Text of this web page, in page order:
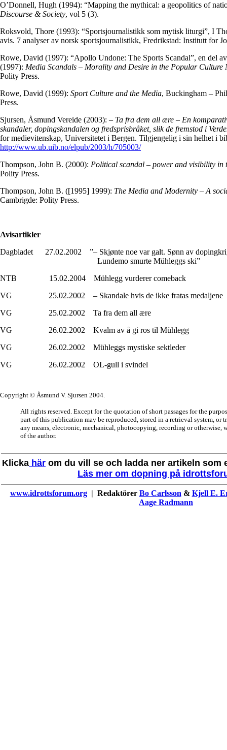
O’Donnell, Hugh (1994): “Mapping the mythical: a geopolitics of
Discourse & Society, vol 5 (3).
Roksvold, Thore (1993): “Sportsjournalistikk som mytisk liturgi”, I
avis. 7 analyser av norsk sportsjournalistikk, Fredrikstad: Institutt for
Rowe, David (1997): “Apollo Undone: The Sports Scandal”, en del
(1997): Media Scandals – Morality and Desire in the Popular Culture
Polity Press.
Rowe, David (1999): Sport Culture and the Media, Buckingham –
Press.
Sjursen, Åsmund Vereide (2003): – Ta fra dem all ære – En
skandaler, dopingskandalen og fredsprisbråket, slik de fremstod i
for medievitenskap, Universitetet i Bergen. Tilgjengelig i sin helhet i
http://www.ub.uib.no/elpub/2003/h/705003/
Thompson, John B. (2000): Political scandal – power and visibility in
Polity Press.
Thompson, John B. ([1995] 1999): The Media and Modernity – A
Cambrigde: Polity Press.
Avisartikler
Dagbladet 27.02.2002 ”– Skjønte noe var galt. Sønn av
Lundemo smurte Mühleggs ski”
NTB 15.02.2004 Mühlegg vurderer comeback
VG 25.02.2002 – Skandale hvis de ikke fratas medaljene
VG 25.02.2002 Ta fra dem all ære
VG 26.02.2002 Kvalm av å gi ros til Mühlegg
VG 26.02.2002 Mühleggs mystiske sektleder
VG 26.02.2002 OL-gull i svindel
Copyright © Åsmund V. Sjursen 2004.
All rights reserved. Except for the quotation of short passages for the
part of this publication may be reproduced, stored in a retrieval system, or
any means, electronic, mechanical, photocopying, recording or otherwise,
of the author.
Klicka här om du vill se och ladda ner artikeln
Läs mer om dopning på
www.idrottsforum.org| Redaktörer Bo Carlsson & Kjell E.
Aage Radmann